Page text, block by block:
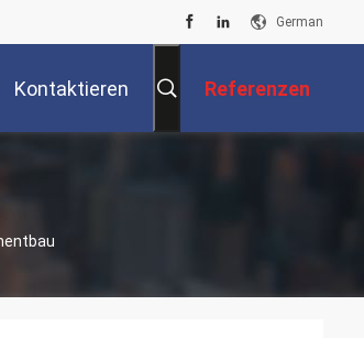
German
Kontaktieren Referenzen